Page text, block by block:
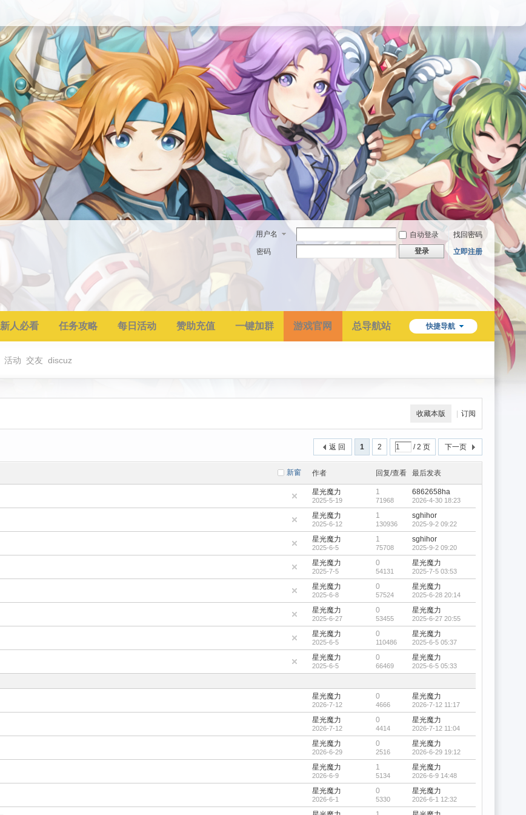
用户名 自动登录
找回密码
密码
登录 立即注册
快捷导航
新人必看 任务攻略 每日活动 赞助充值 一键加群 游戏官网 总导航站
活动 交友 discuz
收藏本版 订阅
1 2 / 2 页 下一页
返 回
新窗 作者 回复/查看 最后发表
星光魔力
2025-5-19
1
71968
6862658ha
2026-4-30 18:23
星光魔力
2025-6-12
1
130936
sghihor
2025-9-2 09:22
星光魔力
2025-6-5
1
75708
sghihor
2025-9-2 09:20
星光魔力
2025-7-5
0
54131
星光魔力
2025-7-5 03:53
星光魔力
2025-6-8
0
57524
星光魔力
2025-6-28 20:14
星光魔力
2025-6-27
0
53455
星光魔力
2025-6-27 20:55
星光魔力
2025-6-5
0
110486
星光魔力
2025-6-5 05:37
星光魔力
2025-6-5
0
66469
星光魔力
2025-6-5 05:33
星光魔力
2026-7-12
0
4666
星光魔力
2026-7-12 11:17
星光魔力
2026-7-12
0
4414
星光魔力
2026-7-12 11:04
星光魔力
2026-6-29
0
2516
星光魔力
2026-6-29 19:12
星光魔力
2026-6-9
1
5134
星光魔力
2026-6-9 14:48
星光魔力
2026-6-1
0
5330
星光魔力
2026-6-1 12:32